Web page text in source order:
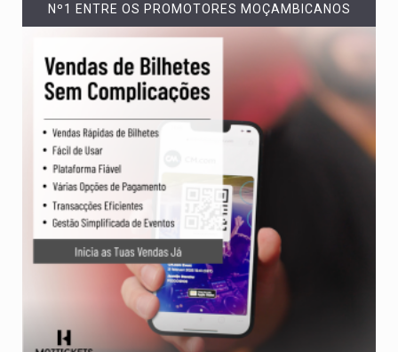
Nº1 ENTRE OS PROMOTORES MOÇAMBICANOS